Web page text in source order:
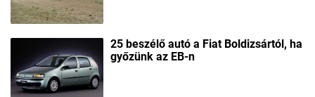
25 beszélő autó a Fiat Boldizsártól, ha
győzünk az EB-n